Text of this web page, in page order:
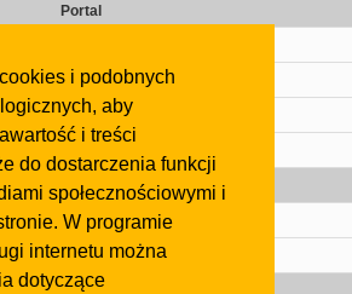
i podobnych
aby
i treści
do dostarczenia funkcji
społecznościowymi i
W programie
internetu można
dotyczące
Portal
Kontakt
Regulamin
Gazeta
Olkusz
Kontakt